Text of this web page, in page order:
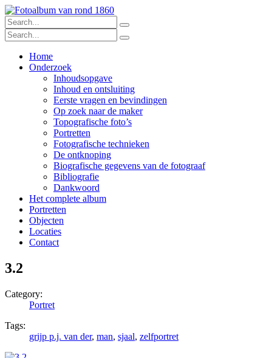
Home
Onderzoek
Inhoudsopgave
Inhoud en ontsluiting
Eerste vragen en bevindingen
Op zoek naar de maker
Topografische foto’s
Portretten
Fotografische technieken
De ontknoping
Biografische gegevens van de fotograaf
Bibliografie
Dankwoord
Het complete album
Portretten
Objecten
Locaties
Contact
3.2
Category:
Portret
Tags:
grijp p.j. van der, man, sjaal, zelfportret